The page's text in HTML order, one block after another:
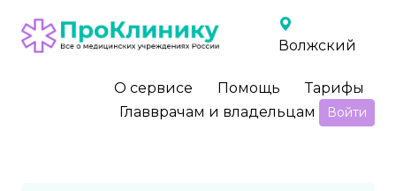
Волжский
О сервисе Помощь
Тарифы
Главврачам и владельцам
Войти